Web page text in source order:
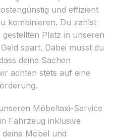
und effizient
kombinieren. Du zahlst
Platz in unseren
spart. Dabei musst du
deine Sachen
achten stets auf eine
Möbeltaxi-Service
Fahrzeug inklusive
Möbel und